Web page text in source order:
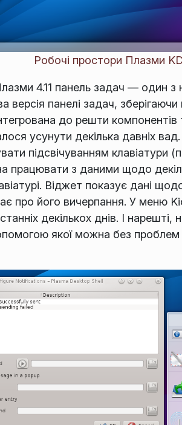
Робочі простори Плазми
4.11 панель задач — один
версія панелі задач,
до решти
усунути декілька давніх
підсвічуванням клавіатури
працювати з даними щодо
Віджет показує дані
про його вичерпання. У меню
декількох днів. І
якої можна без